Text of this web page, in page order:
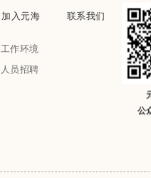
加入元海 联系我们
公
工作环境
人员招聘